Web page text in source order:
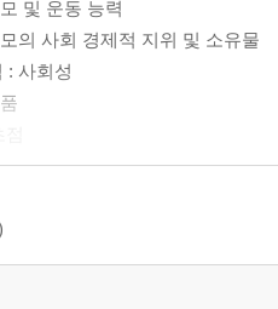
및 운동 능력
의 사회 경제적 지위 및 소유물
: 사회성
향상법